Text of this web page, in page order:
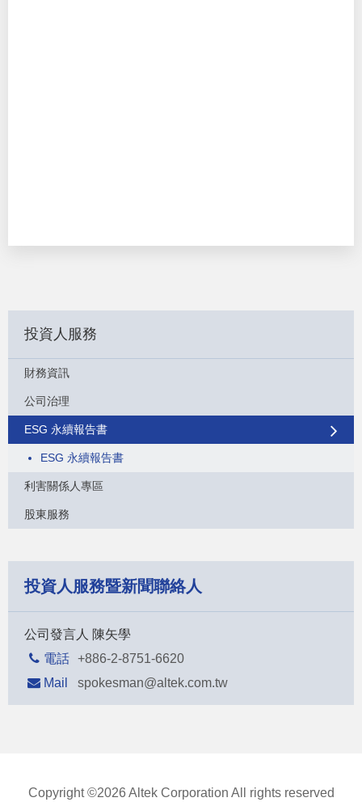
投資人服務
財務資訊
公司治理
ESG 永續報告書
ESG 永續報告書
利害關係人專區
股東服務
投資人服務暨新聞聯絡人
公司發言人 陳矢學
電話 +886-2-8751-6620
Mail
spokesman@altek.com.tw
Copyright ©2026 Altek Corporation All rights reserved